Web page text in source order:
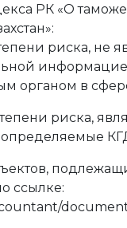
РК «О
риска, не
органом в
риска,
ссылке: